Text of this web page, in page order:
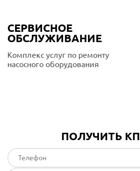
СЕРВИСНОЕ
ОБСЛУЖИВАНИЕ
Комплекс услуг по ремонту
насосного оборудования
ПОЛУЧИТЬ КП